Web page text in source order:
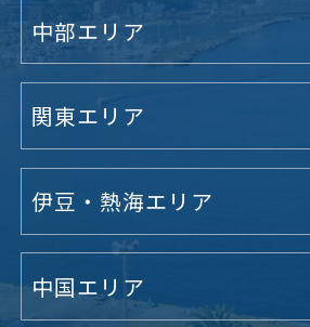
中部エリア
関東エリア
伊豆・熱海エリア
中国エリア